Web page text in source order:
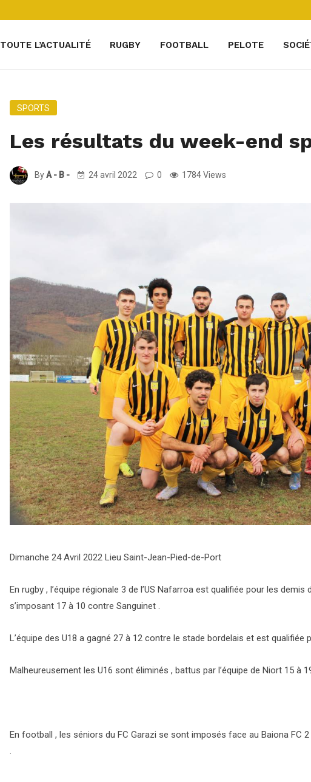
TOUTE L’ACTUALITÉ RUGBY FOOTBALL PELOTE
SPORTS
Les résultats du week-end
ByA - B - 24 avril 2022 0 1784 Views
Dimanche 24 Avril 2022 Lieu Saint-Jean-Pied-de-Port
En rugby , l’équipe régionale 3 de l’US Nafarroa est qualifiée pour les
s’imposant 17 à 10 contre Sanguinet .
L’équipe des U18 a gagné 27 à 12 contre le stade bordelais et est qualifiée
Malheureusement les U16 sont éliminés , battus par l’équipe de Niort 15 à
En football , les séniors du FC Garazi se sont imposés face au Baiona FC
.